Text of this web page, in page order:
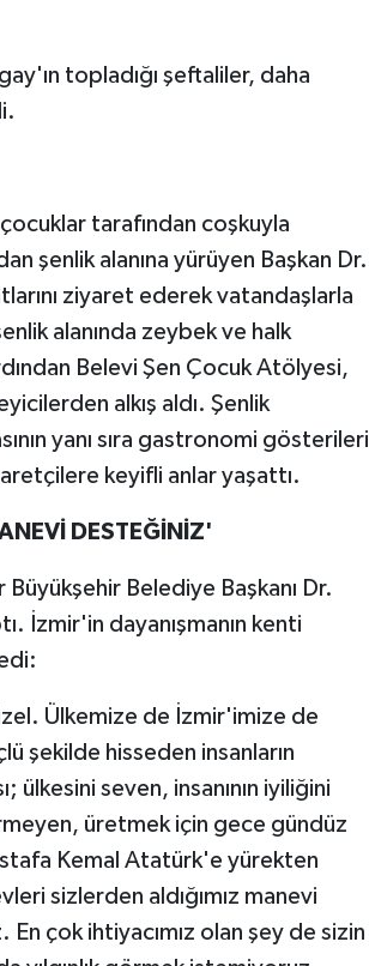
topladığı şeftaliler, daha
tarafından coşkuyla
şenlik alanına yürüyen Başkan Dr.
ziyaret ederek vatandaşlarla
alanında zeybek ve halk
Belevi Şen Çocuk Atölyesi,
alkış aldı. Şenlik
yanı sıra gastronomi gösterileri
keyifli anlar yaşattı.
DESTEĞİNİZ'
Büyükşehir Belediye Başkanı Dr.
İzmir'in dayanışmanın kenti
Ülkemize de İzmir'imize de
şekilde hisseden insanların
ülkesini seven, insanının iyiliğini
üretmek için gece gündüz
Kemal Atatürk'e yürekten
sizlerden aldığımız manevi
çok ihtiyacımız olan şey de sizin